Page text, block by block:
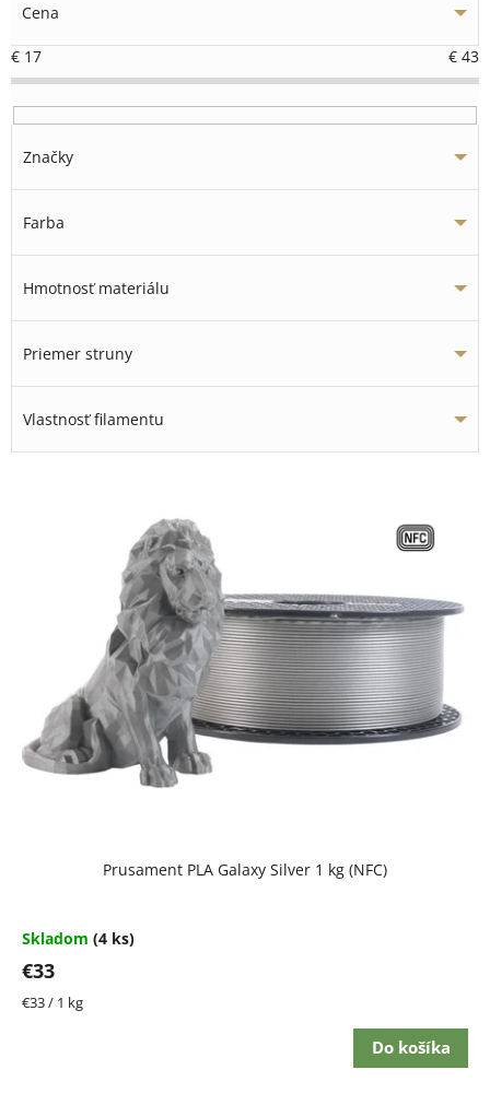
Cena
€ 17 € 43
Značky
Farba
Hmotnosť materiálu
Priemer struny
Vlastnosť filamentu
d
Prusament PLA Galaxy Silver 1 kg (NFC)
Skladom (4 ks)
€33
Jednotková
€33 / 1 kg
Do košíka